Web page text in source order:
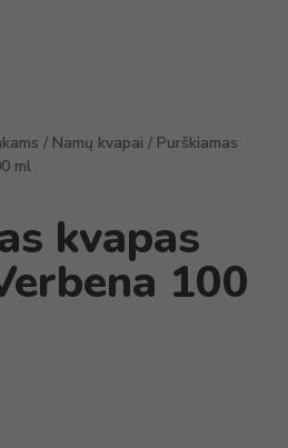
/ Namų kvapai / Purškiamas
ml
kvapas
100